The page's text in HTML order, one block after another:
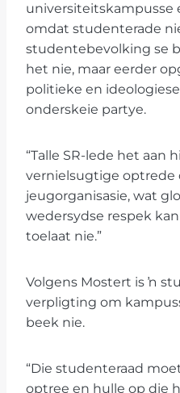
universiteitskampusse
omdat studenterade
studentebevolking se
het nie, maar eerder
politieke en
onderskeie partye.
“Talle SR-lede het aan
vernielsugtige optrede
jeugorganisasie, wat
wedersydse respek
toelaat nie.”
Volgens Mostert is ŉ
verpligting om
beek nie.
“Die studenteraad
optree en hulle op die